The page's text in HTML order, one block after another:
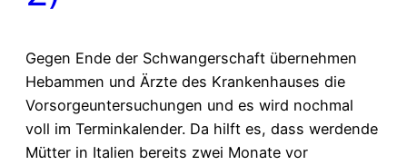
Gegen Ende der Schwangerschaft übernehmen
Hebammen und Ärzte des Krankenhauses die
Vorsorgeuntersuchungen und es wird nochmal
voll im Terminkalender. Da hilft es, dass werdende
Mütter in Italien bereits zwei Monate vor